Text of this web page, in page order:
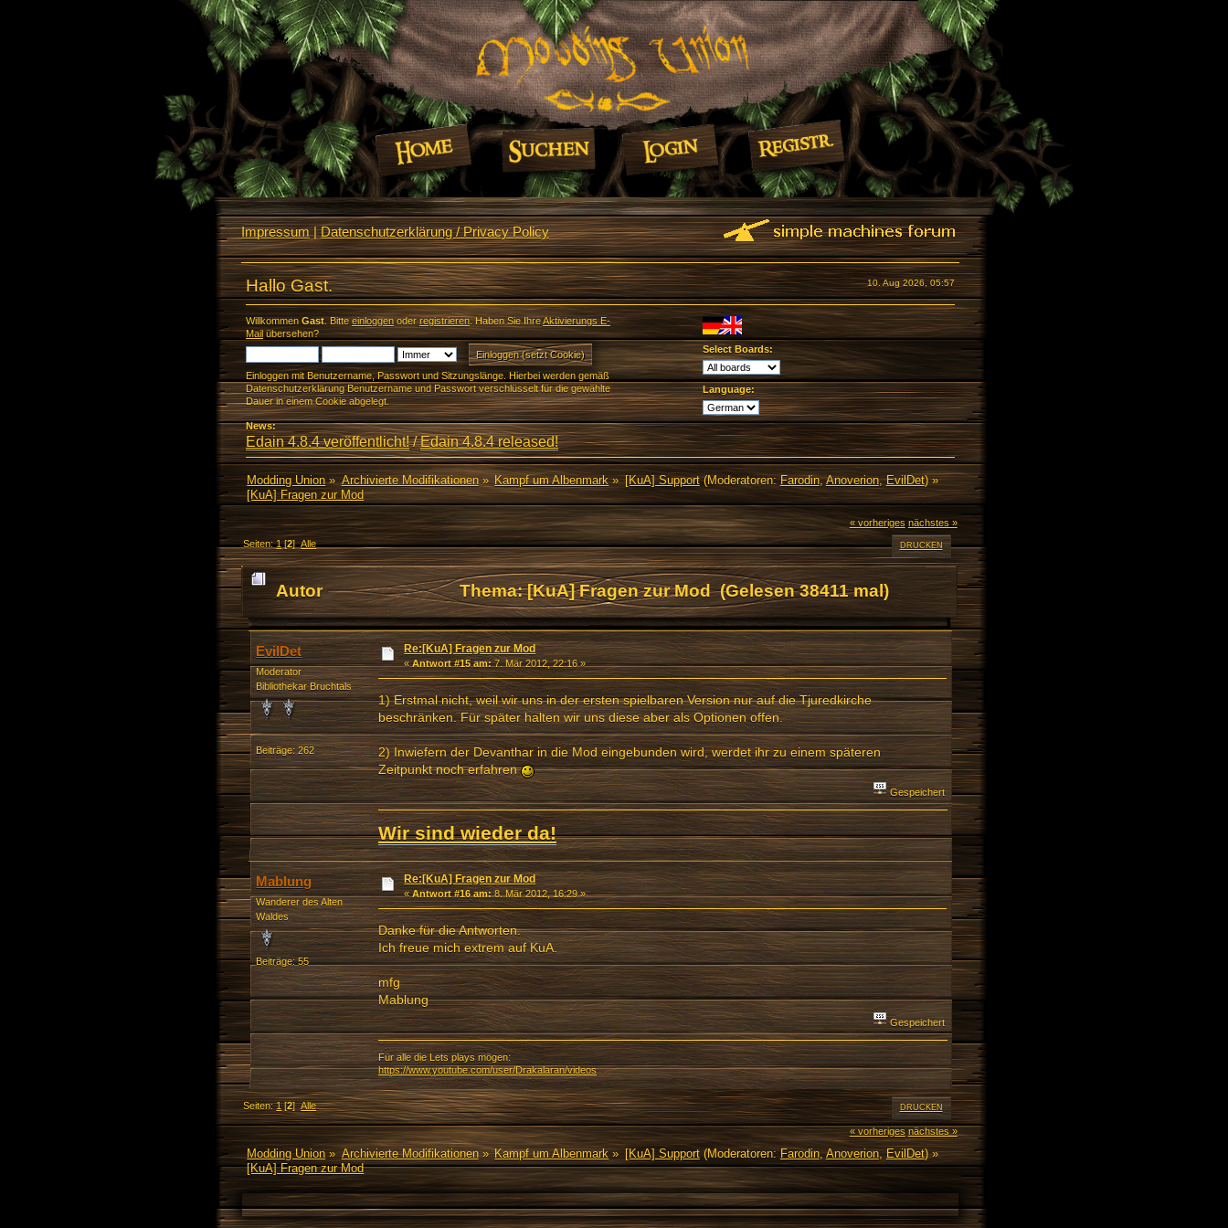
Impressum|Datenschutzerklärung / Privacy Policy
10. Aug 2026, 05:57
Hallo Gast.
Willkommen Gast. Bitte einloggenoderregistrieren. Haben Sie IhreAktivierungs E-
Mailübersehen?
Einloggen mit Benutzername, Passwort und Sitzungslänge. Hierbei werden gemäß
Datenschutzerklärung Benutzername und Passwort verschlüsselt für die gewählte
Dauer in einem Cookie abgelegt.
Select Boards:
Language:
News:
Edain 4.8.4 veröffentlicht!/Edain 4.8.4 released!
Modding Union» Archivierte Modifikationen» Kampf um Albenmark» [KuA] Support(Moderatoren:Farodin,Anoverion,EvilDet) »
[KuA] Fragen zur Mod
« vorheriges nächstes »
DRUCKEN
Seiten:1[2]Alle
Autor Thema: [KuA] Fragen zur Mod (Gelesen 38411 mal)
EvilDet
Moderator
Bibliothekar Bruchtals
Beiträge: 262
Re:[KuA] Fragen zur Mod
«Antwort #15 am:7. Mär 2012, 22:16 »
1) Erstmal nicht, weil wir uns in der ersten spielbaren Version nur auf die Tjuredkirche
beschränken. Für später halten wir uns diese aber als Optionen offen.
2) Inwiefern der Devanthar in die Mod eingebunden wird, werdet ihr zu einem späteren
Zeitpunkt noch erfahren
Gespeichert
Wir sind wieder da!
Mablung
Wanderer des Alten
Waldes
Beiträge: 55
Re:[KuA] Fragen zur Mod
«Antwort #16 am:8. Mär 2012, 16:29 »
Danke für die Antworten.
Ich freue mich extrem auf KuA.
mfg
Mablung
Gespeichert
Für alle die Lets plays mögen:
https://www.youtube.com/user/Drakalaran/videos
DRUCKEN
Seiten:1[2]Alle
« vorheriges nächstes »
Modding Union» Archivierte Modifikationen» Kampf um Albenmark» [KuA] Support(Moderatoren:Farodin,Anoverion, EvilDet) »
[KuA] Fragen zur Mod